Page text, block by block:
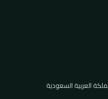
العربية السعودية